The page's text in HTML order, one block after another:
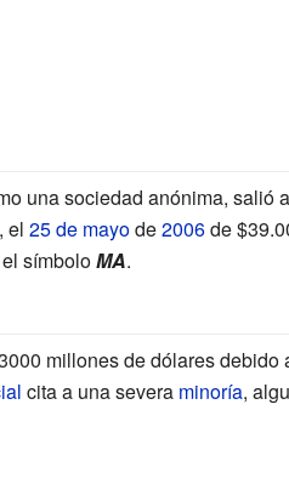
una sociedad anónima, salió
el 25 de mayode2006de
símboloMA.
millones de dólares debido
cita a una severa minoría,